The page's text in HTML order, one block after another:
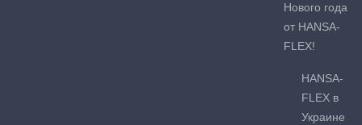
Нового года
от HANSA-
FLEX!
HANSA-
FLEX в
Украине